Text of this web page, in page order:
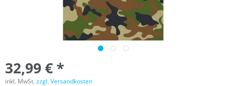
32,99 € *
inkl. MwSt.zzgl. Versandkosten